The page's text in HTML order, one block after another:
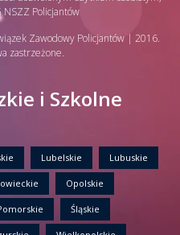
Policjantów
Zawodowy Policjantów | 2016.
zastrzeżone.
i Szkolne
Lubelskie Lubuskie
Opolskie
Śląskie